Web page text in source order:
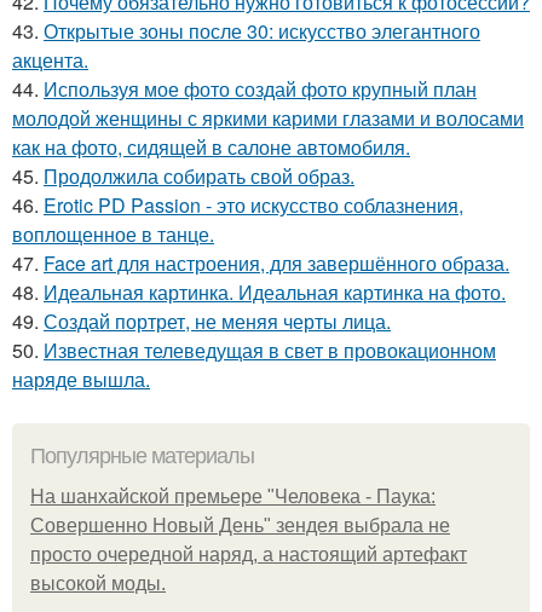
43. Открытые зоны после 30: искусство элегантного
акцента.
44. Используя мое фото создай фото крупный план
молодой женщины с яркими карими глазами и волосами
как на фото, сидящей в салоне автомобиля.
45. Продолжила собирать свой образ.
46. Erotic PD Passion - это искусство соблазнения,
воплощенное в танце.
47. Face art для настроения, для завершённого образа.
48. Идеальная картинка. Идеальная картинка на фото.
49. Создай портрет, не меняя черты лица.
50. Известная телеведущая в свет в провокационном
наряде вышла.
Популярные материалы
На шанхайской премьере "Человека - Паука:
Совершенно Новый День" зендея выбрала не
просто очередной наряд, а настоящий артефакт
высокой моды.